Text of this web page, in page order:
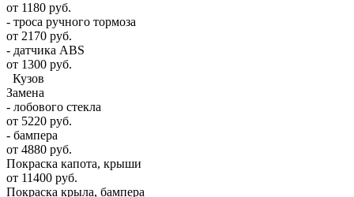
от 1180 руб.
- троса ручного тормоза
от 2170 руб.
- датчика ABS
от 1300 руб.
Кузов
Замена
- лобового стекла
от 5220 руб.
- бампера
от 4880 руб.
Покраска капота, крыши
от 11400 руб.
Покраска крыла, бампера